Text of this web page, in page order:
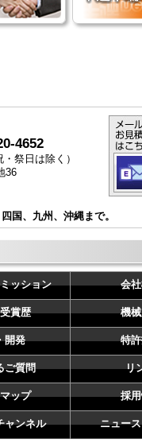
4652
祭日は除く）
36
国、九州、沖縄まで。
ッション 会
賞歴 機
開発 特
ご質問 リ
ップ 採
ャンネル ニュー